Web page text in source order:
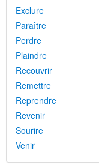
Exclure
Paraître
Perdre
Plaindre
Recouvrir
Remettre
Reprendre
Revenir
Sourire
Venir